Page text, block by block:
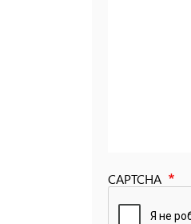
CAPTCHA